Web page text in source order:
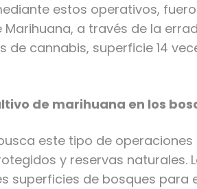
estos operativos,
Marihuana, a través de la
de cannabis, superficie 14
de marihuana en los
este tipo de
y reservas naturales.
superficies de bosques